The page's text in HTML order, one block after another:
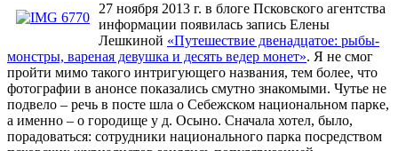
27 ноября 2013 г. в блоге Псковского агентства
информации появилась запись Елены
Лешкиной «Путешествие двенадцатое: рыбы-
монстры, вареная девушка и десять ведер монет». Я не смог
пройти мимо такого интригующего названия, тем более, что
фотографии в анонсе показались смутно знакомыми. Чутье не
подвело – речь в посте шла о Себежском национальном парке,
а именно – о городище у д. Осыно. Сначала хотел, было,
порадоваться: сотрудники национального парка посредством